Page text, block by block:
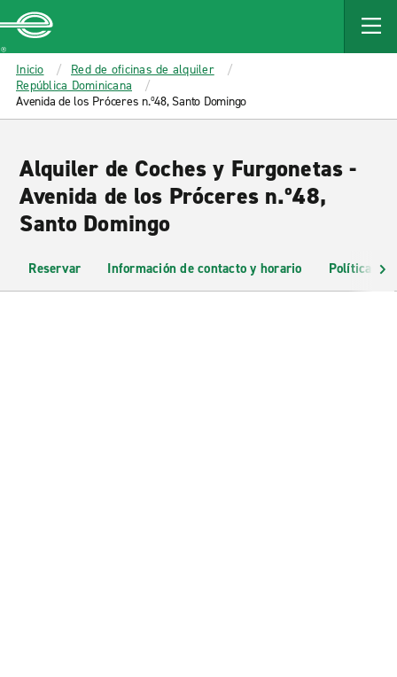
MAIN
CONTENT
Enterprise
Inicio
Red de oficinas de alquiler
República Dominicana
Avenida de los Próceres n.º48, Santo Domingo
Alquiler de Coches y Furgonetas -
Avenida de los Próceres n.º48,
Santo Domingo
Reservar Información de contacto y horario Políticas